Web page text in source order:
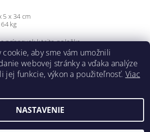
5 x 34 cm
kg
príspevok k tejto položke.
, všetky práva vyhradené
cookie, aby sme vám umožnili
webovej stránky a vďaka analýze
jej funkcie, výkon a použiteľnosť. Viac
NASTAVENIE